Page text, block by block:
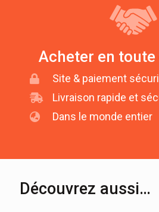
Acheter en
Site & paiement
Livraison rapide et
Dans le monde entier
Découvrez aussi…